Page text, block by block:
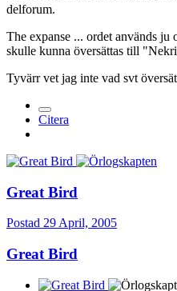
delforum.
The expanse ... ordet används
skulle kunna översättas till
Tyvärr vet jag inte vad svt
Citera
Great Bird
Postad 29 April, 2005
Great Bird